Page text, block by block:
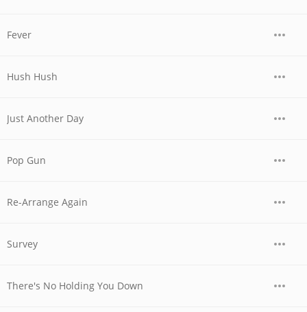
Fever
Hush Hush
Just Another Day
Pop Gun
Re-Arrange Again
Survey
There's No Holding You Down